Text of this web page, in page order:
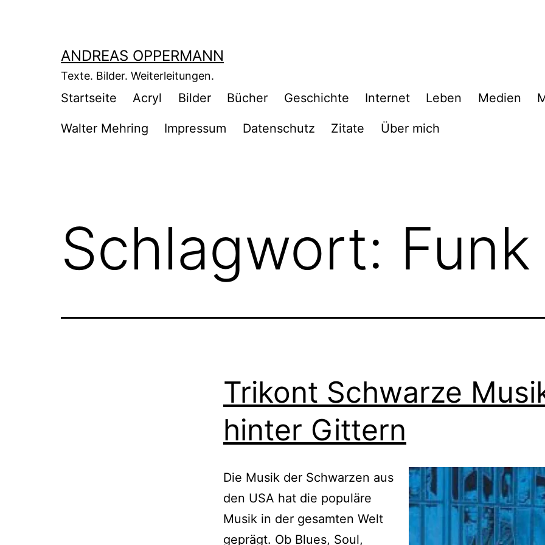
ANDREAS OPPERMANN
Texte. Bilder. Weiterleitungen.
Startseite Acryl Bilder Bücher Geschichte Internet Leben Medien
Walter Mehring Impressum Datenschutz Zitate Über mich
Schlagwort: Funk
Trikont Schwarze
hinter Gittern
Die Musik der Schwarzen aus
den USA hat die populäre
Musik in der gesamten Welt
geprägt. Ob Blues, Soul,